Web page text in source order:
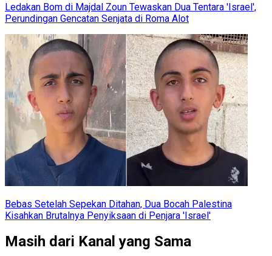
Ledakan Bom di Majdal Zoun Tewaskan Dua Tentara 'Israel',
Perundingan Gencatan Senjata di Roma Alot
Bebas Setelah Sepekan Ditahan, Dua Bocah Palestina
Kisahkan Brutalnya Penyiksaan di Penjara 'Israel'
Masih dari Kanal yang Sama